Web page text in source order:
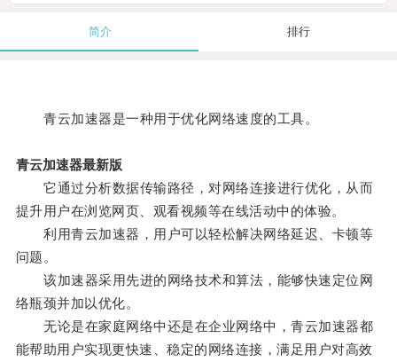
简介 排行
青云加速器是一种用于优化网络速度的工具。
青云加速器最新版
它通过分析数据传输路径，对网络连接进行优化，从而
提升用户在浏览网页、观看视频等在线活动中的体验。
利用青云加速器，用户可以轻松解决网络延迟、卡顿等
问题。
该加速器采用先进的网络技术和算法，能够快速定位网
络瓶颈并加以优化。
无论是在家庭网络中还是在企业网络中，青云加速器都
能帮助用户实现更快速、稳定的网络连接，满足用户对高效